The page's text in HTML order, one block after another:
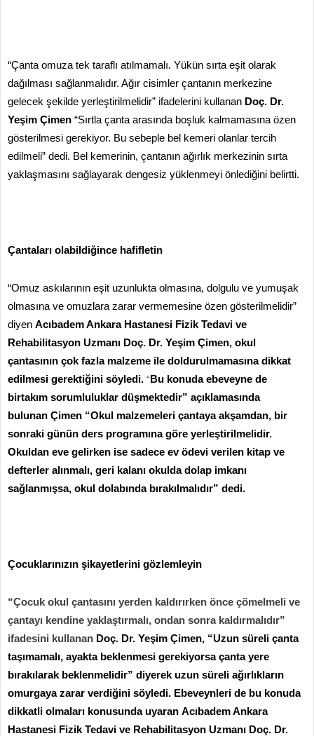
“Çanta omuza tek taraflı atılmamalı. Yükün sırta eşit olarak
dağılması sağlanmalıdır. Ağır cisimler çantanın merkezine
gelecek şekilde yerleştirilmelidir” ifadelerini kullanan Doç. Dr.
Yeşim Çimen “Sırtla çanta arasında boşluk kalmamasına özen
gösterilmesi gerekiyor. Bu sebeple bel kemeri olanlar tercih
edilmeli” dedi. Bel kemerinin, çantanın ağırlık merkezinin sırta
yaklaşmasını sağlayarak dengesiz yüklenmeyi önlediğini belirtti.
Çantaları olabildiğince hafifletin
“Omuz askılarının eşit uzunlukta olmasına, dolgulu ve yumuşak
olmasına ve omuzlara zarar vermemesine özen gösterilmelidir”
diyen Acıbadem Ankara Hastanesi Fizik Tedavi ve
Rehabilitasyon Uzmanı Doç. Dr. Yeşim Çimen, okul
çantasının çok fazla malzeme ile doldurulmamasına dikkat
edilmesi gerektiğini söyledi. “Bu konuda ebeveyne de
birtakım sorumluluklar düşmektedir” açıklamasında
bulunan Çimen “Okul malzemeleri çantaya akşamdan, bir
sonraki günün ders programına göre yerleştirilmelidir.
Okuldan eve gelirken ise sadece ev ödevi verilen kitap ve
defterler alınmalı, geri kalanı okulda dolap imkanı
sağlanmışsa, okul dolabında bırakılmalıdır” dedi.
Çocuklarınızın şikayetlerini gözlemleyin
“Çocuk okul çantasını yerden kaldırırken önce çömelmeli ve
çantayı kendine yaklaştırmalı, ondan sonra kaldırmalıdır”
ifadesini kullanan Doç. Dr. Yeşim Çimen, “Uzun süreli çanta
taşımamalı, ayakta beklenmesi gerekiyorsa çanta yere
bırakılarak beklenmelidir” diyerek uzun süreli ağırlıkların
omurgaya zarar verdiğini söyledi. Ebeveynleri de bu konuda
dikkatli olmaları konusunda uyaran Acıbadem Ankara
Hastanesi Fizik Tedavi ve Rehabilitasyon Uzmanı Doç. Dr.